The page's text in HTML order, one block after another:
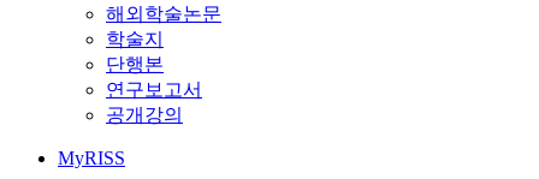
해외학술논문
학술지
단행본
연구보고서
공개강의
MyRISS